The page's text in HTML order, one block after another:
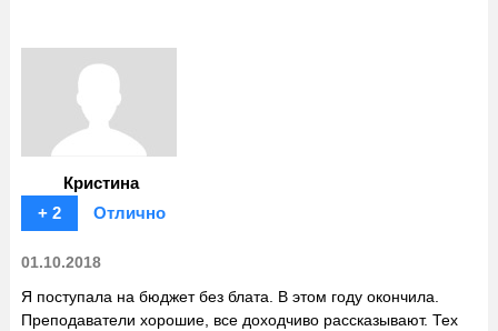
Кристина
+ 2
Отлично
01.10.2018
Я поступала на бюджет без блата. В этом году окончила.
Преподаватели хорошие, все доходчиво рассказывают. Тех